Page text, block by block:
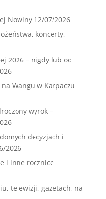
Nowiny 12/07/2026
koncerty,
2026 – nigdy lub od
Wangu w Karpaczu
wyrok –
decyzjach i
2026
i inne rocznice
telewizji, gazetach, na